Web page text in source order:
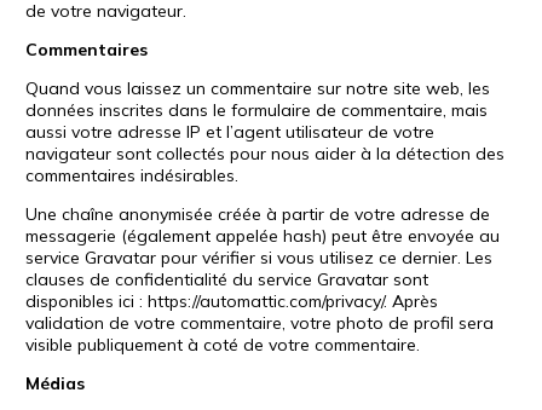
de votre navigateur.
Commentaires
Quand vous laissez un commentaire sur notre site web, les
données inscrites dans le formulaire de commentaire, mais
aussi votre adresse IP et l’agent utilisateur de votre
navigateur sont collectés pour nous aider à la détection des
commentaires indésirables.
Une chaîne anonymisée créée à partir de votre adresse de
messagerie (également appelée hash) peut être envoyée au
service Gravatar pour vérifier si vous utilisez ce dernier. Les
clauses de confidentialité du service Gravatar sont
disponibles ici : https://automattic.com/privacy/. Après
validation de votre commentaire, votre photo de profil sera
visible publiquement à coté de votre commentaire.
Médias